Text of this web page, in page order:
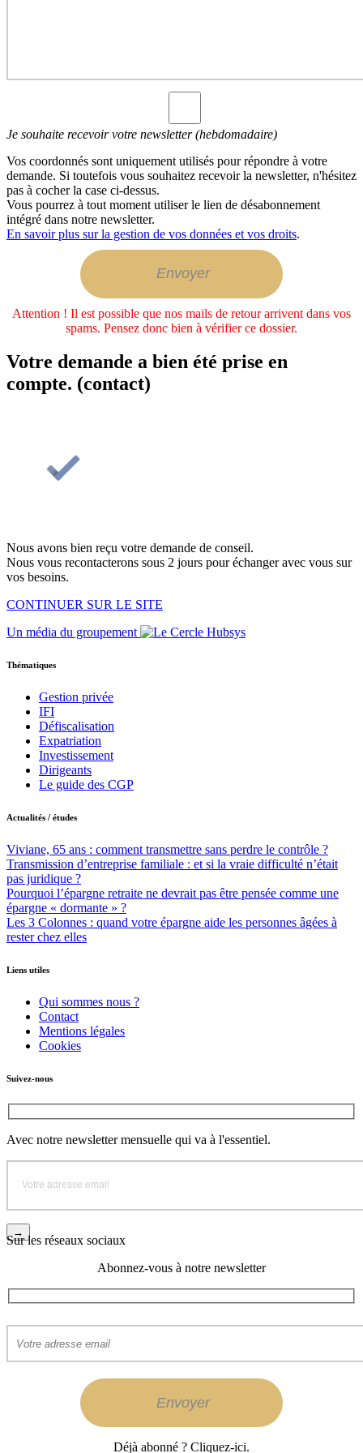
Je souhaite recevoir votre newsletter (hebdomadaire)
Vos coordonnés sont uniquement utilisés pour répondre à votre
demande. Si toutefois vous souhaitez recevoir la newsletter, n'hésitez
pas à cocher la case ci-dessus.
Vous pourrez à tout moment utiliser le lien de désabonnement
intégré dans notre newsletter.
En savoir plus sur la gestion de vos données et vos droits.
Attention ! Il est possible que nos mails de retour arrivent dans vos
spams. Pensez donc bien à vérifier ce dossier.
Votre demande a bien été prise en
compte. (contact)
Nous avons bien reçu votre demande de conseil.
Nous vous recontacterons sous 2 jours pour échanger avec vous sur
vos besoins.
CONTINUER SUR LE SITE
Un média du groupement
Thématiques
Gestion privée
IFI
Défiscalisation
Expatriation
Investissement
Dirigeants
Le guide des CGP
Actualités / études
Viviane, 65 ans : comment transmettre sans perdre le contrôle ?
Transmission d’entreprise familiale : et si la vraie difficulté n’était
pas juridique ?
Pourquoi l’épargne retraite ne devrait pas être pensée comme une
épargne « dormante » ?
Les 3 Colonnes : quand votre épargne aide les personnes âgées à
rester chez elles
Liens utiles
Qui sommes nous ?
Contact
Mentions légales
Cookies
Suivez-nous
Avec notre newsletter mensuelle qui va à l'essentiel.
Sur les réseaux sociaux
Abonnez-vous à notre newsletter
Déjà abonné ? Cliquez-ici.